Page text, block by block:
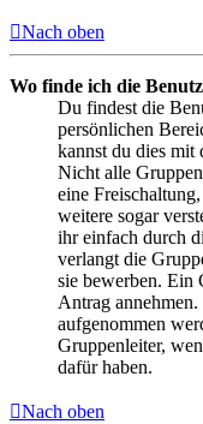
Nach oben
Wo finde ich die
Du findest die
persönlichen
kannst du dies mit
Nicht alle
eine
weitere sogar
ihr einfach durch
verlangt die
sie bewerben. Ein
Antrag
aufgenommen
Gruppenleiter,
dafür haben.
Nach oben